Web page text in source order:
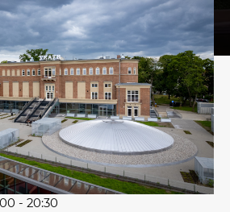
- 20:30